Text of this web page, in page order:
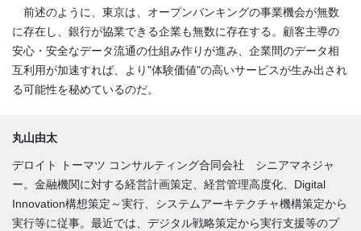
前述のように、東京は、オープンバンキングの事業機会が無数
に存在し、銀行が協業できる企業も無数に存在する。顧客主導の
安心・安全なデータ流通の仕組み作りが進み、企業間のデータ相
互利用が加速すれば、より"体験価値"の高いサービスが生み出され
る可能性を秘めているのだ。
丸山由太
デロイト トーマツ コンサルティング合同会社 シニアマネジャ
ー。金融機関に対する経営計画策定、経営管理高度化、Digital
Innovation構想策定～実行、システムアーキテクチャ機構策定から
実行等に従事。最近では、デジタル戦略策定から実行支援等のプ